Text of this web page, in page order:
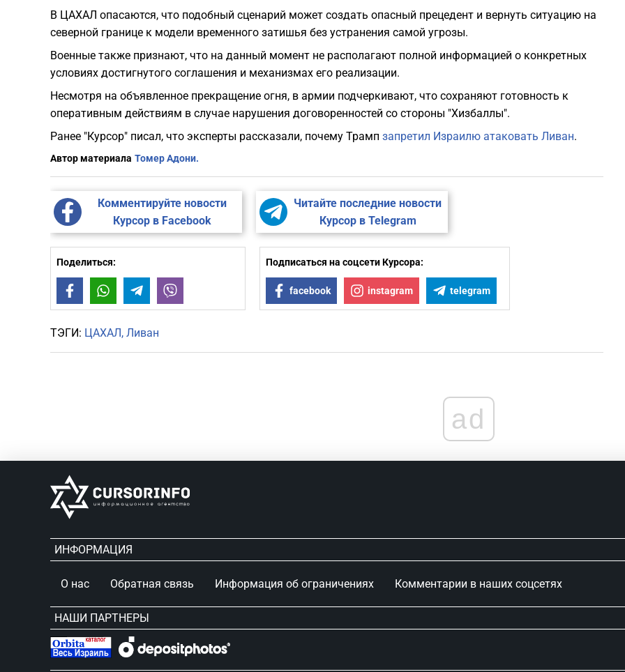
В ЦАХАЛ опасаются, что подобный сценарий может создать опасный прецедент и вернуть ситуацию на
северной границе к модели временного затишья без устранения самой угрозы.
Военные также признают, что на данный момент не располагают полной информацией о конкретных
условиях достигнутого соглашения и механизмах его реализации.
Несмотря на объявленное прекращение огня, в армии подчеркивают, что сохраняют готовность к
оперативным действиям в случае нарушения договоренностей со стороны "Хизбаллы".
Ранее "Курсор" писал, что эксперты рассказали, почему Трамп запретил Израилю атаковать Ливан.
Автор материала Томер Адони.
Комментируйте новости
Курсор в Facebook
Читайте последние новости
Курсор в Telegram
Поделиться:
FacebookWhatsAppTelegram
Подписаться на соцсети Курсора:
facebook instagram telegram
ТЭГИ: ЦАХАЛ Ливан
ad
ИНФОРМАЦИЯ
О нас Обратная связь Информация об ограничениях Комментарии в наших соцсетях
НАШИ ПАРТНЕРЫ